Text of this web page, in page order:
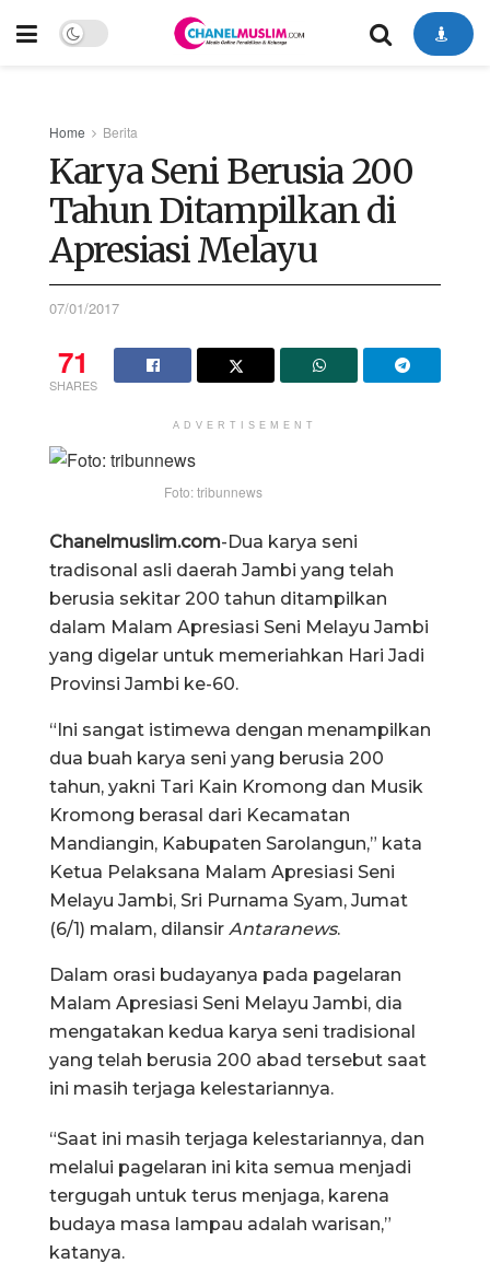
Home Berita
Karya Seni Berusia 200
Tahun Ditampilkan di
Apresiasi Melayu
07/01/2017
71
SHARES
ADVERTISEMENT
Foto: tribunnews
Chanelmuslim.com-Dua karya seni
tradisonal asli daerah Jambi yang telah
berusia sekitar 200 tahun ditampilkan
dalam Malam Apresiasi Seni Melayu Jambi
yang digelar untuk memeriahkan Hari Jadi
Provinsi Jambi ke-60.
“Ini sangat istimewa dengan menampilkan
dua buah karya seni yang berusia 200
tahun, yakni Tari Kain Kromong dan Musik
Kromong berasal dari Kecamatan
Mandiangin, Kabupaten Sarolangun,” kata
Ketua Pelaksana Malam Apresiasi Seni
Melayu Jambi, Sri Purnama Syam, Jumat
(6/1) malam, dilansir Antaranews.
Dalam orasi budayanya pada pagelaran
Malam Apresiasi Seni Melayu Jambi, dia
mengatakan kedua karya seni tradisional
yang telah berusia 200 abad tersebut saat
ini masih terjaga kelestariannya.
“Saat ini masih terjaga kelestariannya, dan
melalui pagelaran ini kita semua menjadi
tergugah untuk terus menjaga, karena
budaya masa lampau adalah warisan,”
katanya.